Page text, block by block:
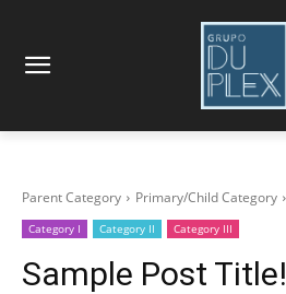
Parent Category Primary/Child Category
Category I Category II Category III
Sample Post Title!